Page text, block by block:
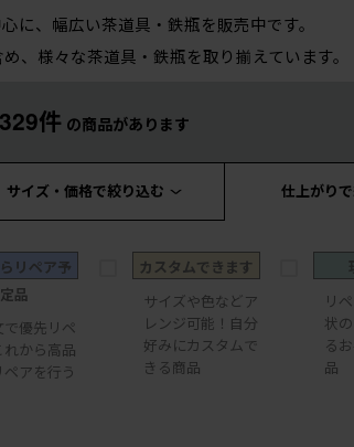
に、幅広い茶道具・鉄瓶を販売中です。
、様々な茶道具・鉄瓶を取り揃えています。
329件 の商品があります
サイズ・価格で絞り込む 仕上がり
リペア予
定品
で優先リペ
れから高品
アを行う
カスタムできます
サイズや色などア
レンジ可能！自分
好みにカスタムで
きる商品
リ
状
る
品